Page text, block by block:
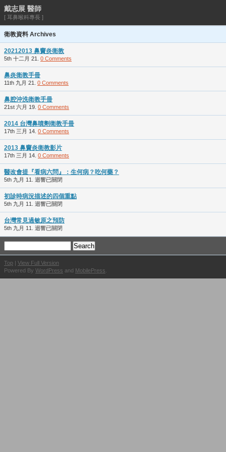
戴志展 醫師
[ 耳鼻喉科專長 ]
衛教資料 Archives
20212013 鼻竇炎衛教
5th 十二月 21. 0 Comments
鼻炎衛教手冊
11th 九月 21. 0 Comments
鼻腔沖洗衛教手冊
21st 六月 19. 0 Comments
2014 台灣鼻噴劑衛教手冊
17th 三月 14. 0 Comments
2013 鼻竇炎衛教影片
17th 三月 14. 0 Comments
醫改會提『看病六問』：生何病？吃何藥？
5th 九月 11. 迴響已關閉
初診時病況描述的四個重點
5th 九月 11. 迴響已關閉
台灣常見過敏原之預防
5th 九月 11. 迴響已關閉
Top | View Full Version
Powered By WordPress and MobilePress